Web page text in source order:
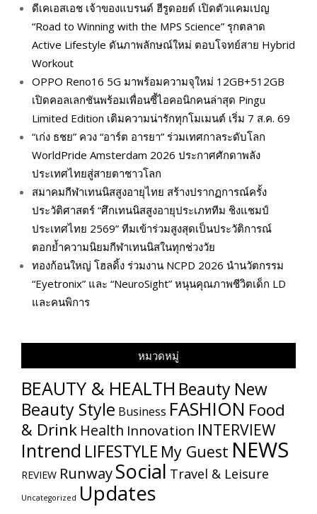
ดีเคเอสเอช เจ้าของแบรนด์ ฮีรูดอยด์ เปิดตัวแคมเปญ
“Road to Winning with the MPS Science” รุกตลาด
Active Lifestyle ดันภาพลักษณ์ใหม่ ตอบโจทย์สาย Hybrid
Workout
OPPO Reno16 5G มาพร้อมความจุใหม่ 12GB+512GB
เปิดคอลเลกชันพร้อมเพื่อนซี้ไอคอนิกคนล่าสุด Pingu
Limited Edition เติมความน่ารักทุกโมเมนต์ เริ่ม 7 ส.ค. 69
“เก่ง ธชย” ควง “อาร์ต อารยา” ร่วมเทศกาลระดับโลก
WorldPride Amsterdam 2026 ประกาศศักดาพลัง
ประเทศไทยสู่สายตาชาวโลก
สมาคมกีฬาเทนนิสสูงอายุไทย สร้างปรากฏการณ์ครั้ง
ประวัติศาสตร์ “ศึกเทนนิสสูงอายุประเภททีม ชิงแชมป์
ประเทศไทย 2569” ทีมเข้าร่วมสูงสุดเป็นประวัติการณ์
ตอกย้ำความนิยมกีฬาเทนนิสในทุกช่วงวัย
ทองก้อนใหญ่ โฮลดิ้ง ร่วมงาน NCPD 2026 นำนวัตกรรม
“Eyetronix” และ “NeuroSight” หนุนคุณภาพชีวิตเด็ก LD
และคนพิการ
หมวดหมู่
BEAUTY & HEALTH Beauty New
Beauty Style Business FASHION Food
& Drink Health Innovation INTERVIEW
Intrend LIFESTYLE My​ Guest NEWS
REVIEW RunwaySocial Travel & Leisure
Uncategorized Updates